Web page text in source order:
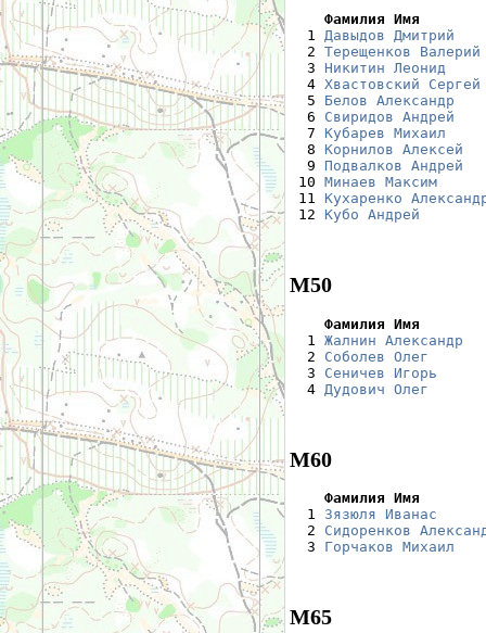
Фамилия Имя
1 Давыдов Дмитрий
  2
Терещенков Валерий
  3
Никитин Леонид
  4
Хвастовский Сергей
  5
Белов Александр
  6
Свиридов Андрей
  7
Кубарев Михаил
  8
Корнилов Алексей
  9
Подвалков Андрей
10 Минаев Максим
11 Кухаренко
12 Кубо Андрей
М50
Фамилия Имя
1 Жалнин Александр
  2
Соболев Олег
  3
Сеничев Игорь
  4
Дудович Олег
М60
Фамилия Имя
1 Зязюля Иванас
  2
Сидоренков
  3
Горчаков Михаил
М65